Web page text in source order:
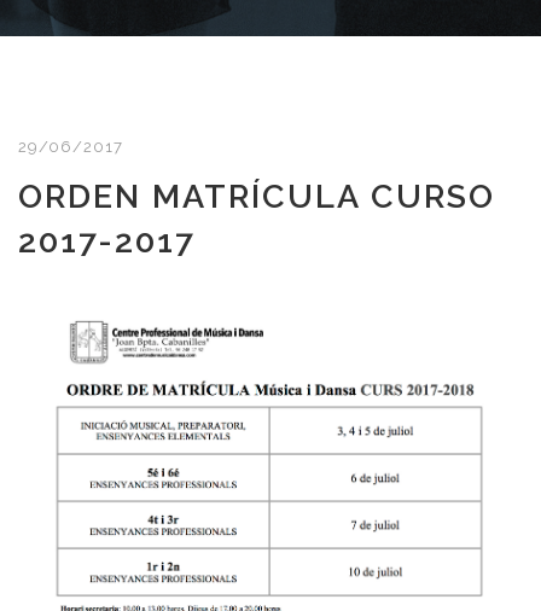
29/06/2017
ORDEN MATRÍCULA CURSO
2017-2017